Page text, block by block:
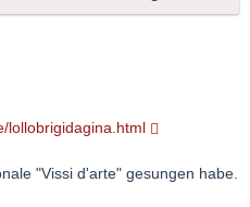
lollobrigidagina.html
"Vissi d'arte" gesungen habe.